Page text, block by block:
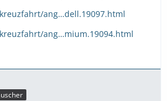
ang…dell.19097.html
ang…mium.19094.html